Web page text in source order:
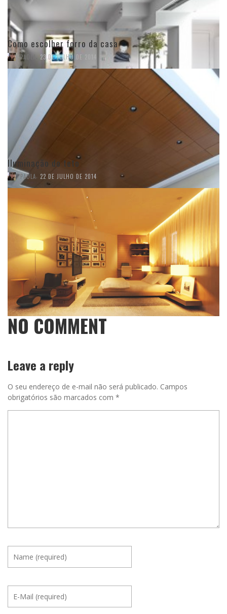
Como escolher forro da casa
PAOLA 23 DE JULHO DE 2014
Iluminação do teto
PAOLA 22 DE JULHO DE 2014
NO COMMENT
Leave a reply
O seu endereço de e-mail não será publicado. Campos
obrigatórios são marcados com *